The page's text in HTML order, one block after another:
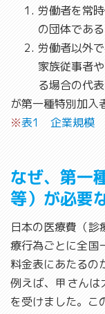
労働者を常
の団体であ
労働者以外
家族従事者
る場合の代
が第一種特別加入
※表1 企業規模
なぜ、第一
等）が必要
日本の医療費（診
療行為ごとに全国
料金表にあたるの
例えば、甲さん
を受けました。